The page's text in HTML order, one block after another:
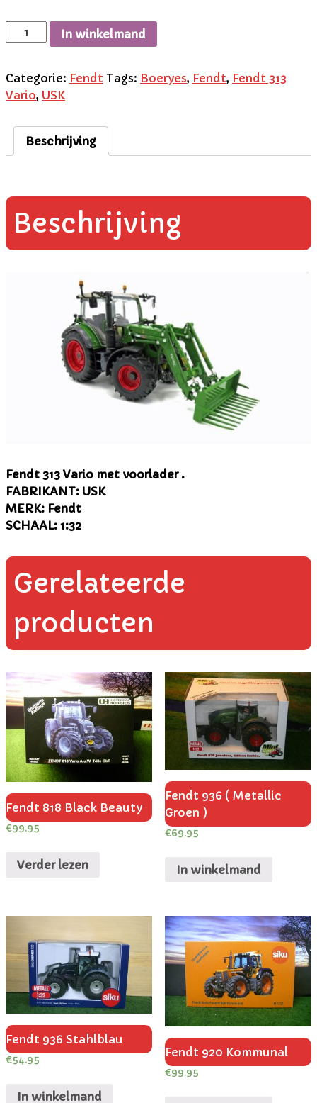
In winkelmand
Categorie: Fendt Tags: Boeryes, Fendt, Fendt 313
Vario, USK
Beschrijving
Beschrijving
Fendt 313 Vario met voorlader .
FABRIKANT: USK
MERK: Fendt
SCHAAL: 1:32
Gerelateerde
producten
Fendt 818 Black Beauty
€99.95
Verder lezen
Fendt 936 ( Metallic
Groen )
€69.95
In winkelmand
Fendt 936 Stahlblau
€54.95
In winkelmand
Fendt 920 Kommunal
€99.95